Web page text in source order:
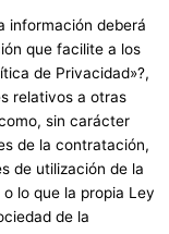
información deberá
que facilite a los
de Privacidad»?,
relativos a otras
sin carácter
de la contratación,
de utilización de la
lo que la propia Ley
de la